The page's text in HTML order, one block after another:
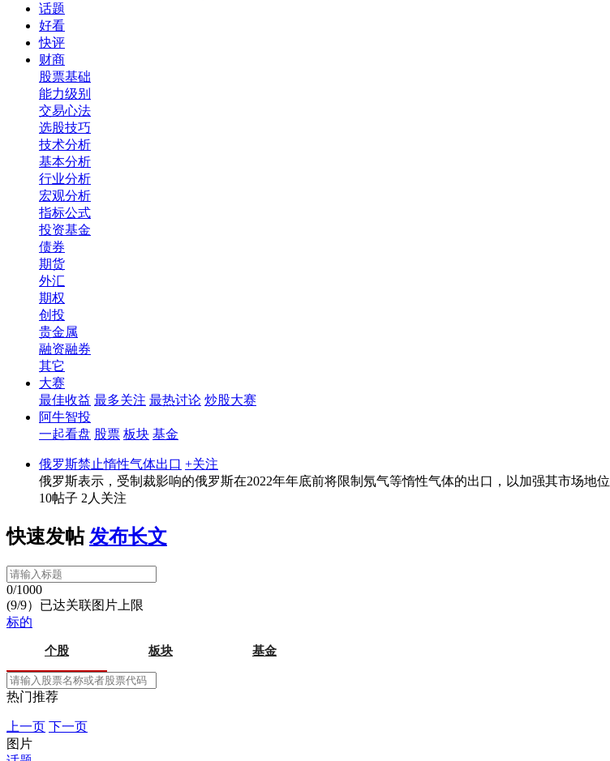
话题
好看
快评
财商
股票基础
能力级别
交易心法
选股技巧
技术分析
基本分析
行业分析
宏观分析
指标公式
投资基金
债券
期货
外汇
期权
创投
贵金属
融资融券
其它
大赛
最佳收益 最多关注 最热讨论 炒股大赛
阿牛智投
一起看盘 股票 板块 基金
俄罗斯禁止惰性气体出口 +关注
俄罗斯表示，受制裁影响的俄罗斯在2022年年底前将限制氖气等惰性气体的出口，以加强其市场地位
10帖子 2人关注
快速发帖 发布长文
0/1000
(9/9）已达关联图片上限
标的
个股 板块 基金
热门推荐
上一页 下一页
图片